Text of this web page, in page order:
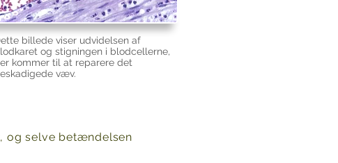
billede viser udvidelsen af
og stigningen i blodcellerne,
kommer til at reparere det
væv.
og selve betændelsen